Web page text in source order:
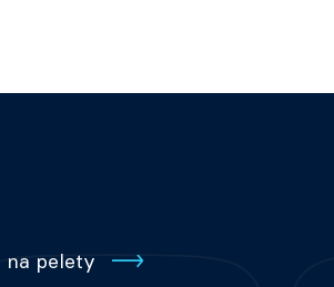
na pelety